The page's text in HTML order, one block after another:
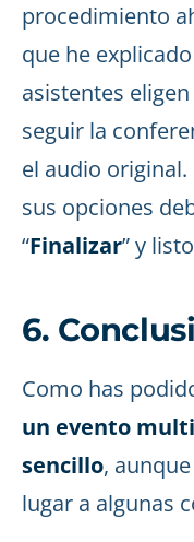
procedimiento
que he
asistentes
seguir la
el audio
sus opciones
“Finalizar” y
6.
Como has
un evento
sencillo,
lugar a algunas